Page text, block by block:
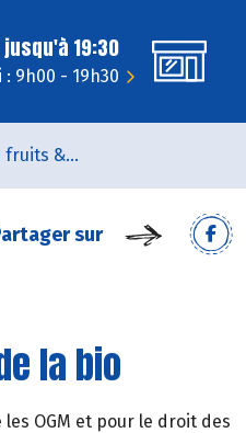
jusqu'à 19:30
: 9h00 - 19h30
Paniers de fruits & légumes
sur
la bio
OGM et pour le droit des